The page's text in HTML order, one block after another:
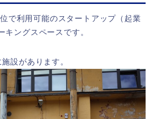
で利用可能のスタートアップ（起業
キングスペースです。
設があります。